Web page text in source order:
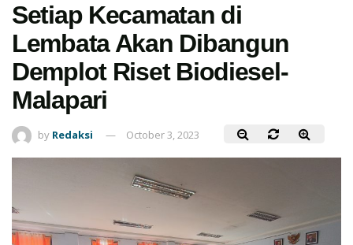
Setiap Kecamatan di
Lembata Akan Dibangun
Demplot Riset Biodiesel-
Malapari
by Redaksi October 3, 2023